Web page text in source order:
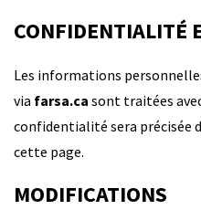
CONFIDENTIALITÉ
Les informations
via farsa.ca sont traitées
confidentialité sera précisée
cette page.
MODIFICATIONS